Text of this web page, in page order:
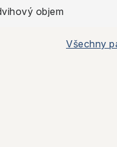
objem
Všechny